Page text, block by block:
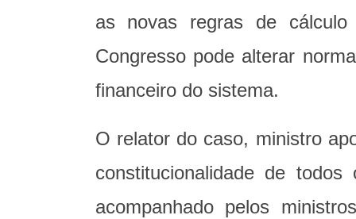
as novas regras de
Congresso pode alterar
financeiro do sistema.
O relator do caso, ministro
constitucionalidade de
acompanhado pelos